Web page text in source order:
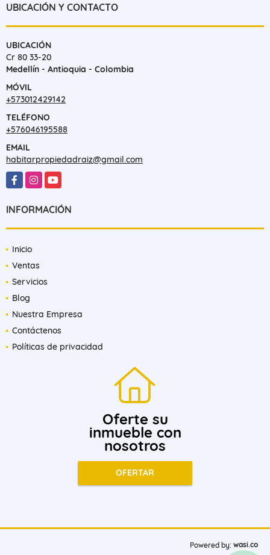
UBICACIÓN Y CONTACTO
UBICACIÓN
Cr 80 33-20
Medellín - Antioquia - Colombia
MÓVIL
+573012429142
TELÉFONO
+576046195588
EMAIL
habitarpropiedadraiz@gmail.com
FacebookInstagram
YouTube
INFORMACIÓN
Inicio
Ventas
Servicios
Blog
Nuestra Empresa
Contáctenos
Políticas de privacidad
Oferte su
inmueble con
nosotros
OFERTAR
Powered by: wasi.co